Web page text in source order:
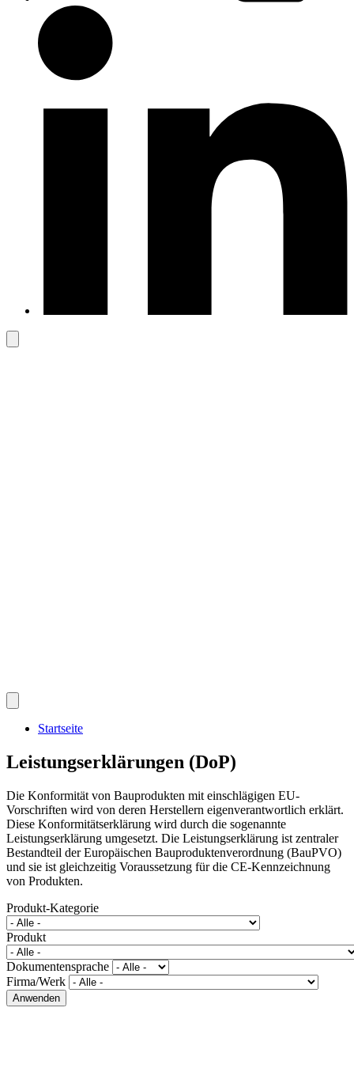
Startseite
Leistungserklärungen (DoP)
Die Konformität von Bauprodukten mit einschlägigen EU-
Vorschriften wird von deren Herstellern eigenverantwortlich erklärt.
Diese Konformitätserklärung wird durch die sogenannte
Leistungserklärung umgesetzt. Die Leistungserklärung ist zentraler
Bestandteil der Europäischen Bauproduktenverordnung (BauPVO)
und sie ist gleichzeitig Voraussetzung für die CE-Kennzeichnung
von Produkten.
Produkt-Kategorie
Produkt
Dokumentensprache
Firma/Werk